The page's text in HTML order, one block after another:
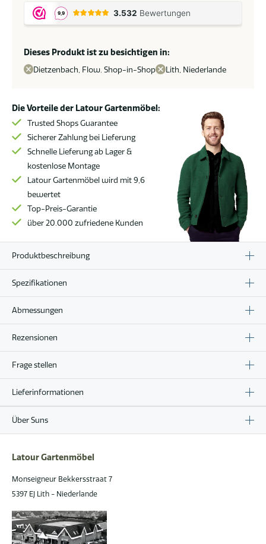
Set
grey
mit
*
Super
Sale
Menge
Dieses Produkt ist zu besichtigen in:
Dietzenbach, Flow. Shop-in-Shop Lith, Niederlande
Die Vorteile der Latour Gartenmöbel:
Trusted Shops Guarantee
Sicherer Zahlung bei Lieferung
Schnelle Lieferung ab Lager &
kostenlose Montage
Latour Gartenmöbel wird mit 9,6
bewertet
Top-Preis-Garantie
über 20.000 zufriedene Kunden
Produktbeschreibung
Spezifikationen
Abmessungen
Rezensionen
Frage stellen
Lieferinformationen
Über Suns
Latour Gartenmöbel
Monseigneur Bekkersstraat 7
5397 EJ Lith - Niederlande